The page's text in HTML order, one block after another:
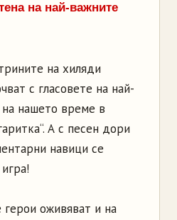
на най-важните
на хиляди
с гласовете на най-
на нашето време в
А с песен дори
навици се
оживяват и на